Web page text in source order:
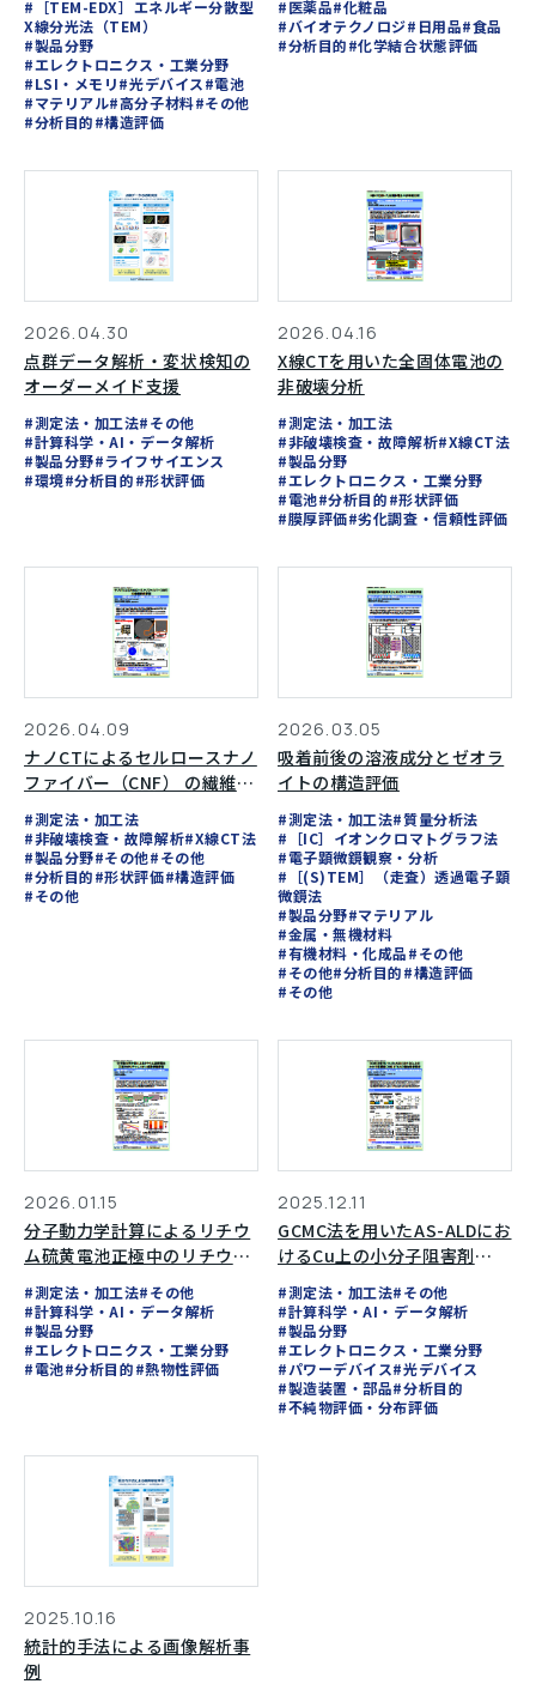
#［TEM-EDX］エネルギー分散型
X線分光法（TEM）
#製品分野
#エレクトロニクス・工業分野
#LSI・メモリ#光デバイス#電池
#マテリアル#高分子材料#その他
#分析目的#構造評価
#医薬品#化粧品
#バイオテクノロジ#日用品#食品
#分析目的#化学結合状態評価
2026.04.30
点群データ解析・変状検知の
オーダーメイド支援
#測定法・加工法#その他
#計算科学・AI・データ解析
#製品分野#ライフサイエンス
#環境#分析目的#形状評価
2026.04.16
X線CTを用いた全固体電池の
非破壊分析
#測定法・加工法
#非破壊検査・故障解析#X線CT法
#製品分野
#エレクトロニクス・工業分野
#電池#分析目的#形状評価
#膜厚評価#劣化調査・信頼性評価
2026.04.09
ナノCTによるセルロースナノ
ファイバー（CNF） の繊維配
向評価
#測定法・加工法
#非破壊検査・故障解析#X線CT法
#製品分野#その他#その他
#分析目的#形状評価#構造評価
#その他
2026.03.05
吸着前後の溶液成分とゼオラ
イトの構造評価
#測定法・加工法#質量分析法
#［IC］イオンクロマトグラフ法
#電子顕微鏡観察・分析
#［(S)TEM］（走査）透過電子顕
微鏡法
#製品分野#マテリアル
#金属・無機材料
#有機材料・化成品#その他
#その他#分析目的#構造評価
#その他
2026.01.15
分子動力学計算によるリチウ
ム硫黄電池正極中のリチウム
イオン拡散挙動評価
#測定法・加工法#その他
#計算科学・AI・データ解析
#製品分野
#エレクトロニクス・工業分野
#電池#分析目的#熱物性評価
2025.12.11
GCMC法を用いたAS-ALDにお
けるCu上の小分子阻害剤
（SMI）とTMAの競合吸着解
析
#測定法・加工法#その他
#計算科学・AI・データ解析
#製品分野
#エレクトロニクス・工業分野
#パワーデバイス#光デバイス
#製造装置・部品#分析目的
#不純物評価・分布評価
2025.10.16
統計的手法による画像解析事
例